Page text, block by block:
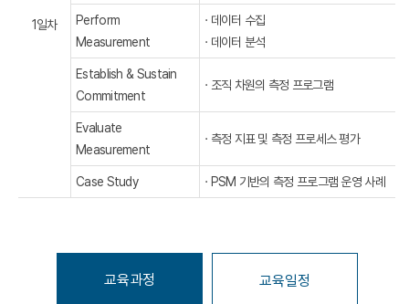
1일차
Perform
Measurement
· 데이터 수집
· 데이터 분석
Establish & Sustain
Commitment
· 조직 차원의 측정 프로그램
Evaluate
Measurement
· 측정 지표 및 측정 프로세스 평가
Case Study · PSM 기반의 측정 프로그램 운영 사례
교육과정 교육일정